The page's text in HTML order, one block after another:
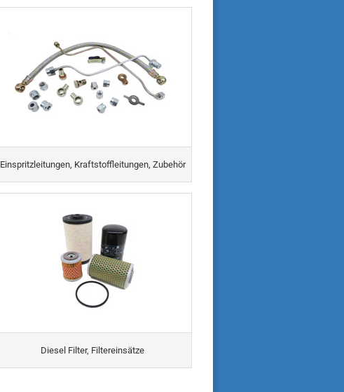
Einspritzleitungen, Kraftstoffleitungen, Zubehör
Diesel Filter, Filtereinsätze